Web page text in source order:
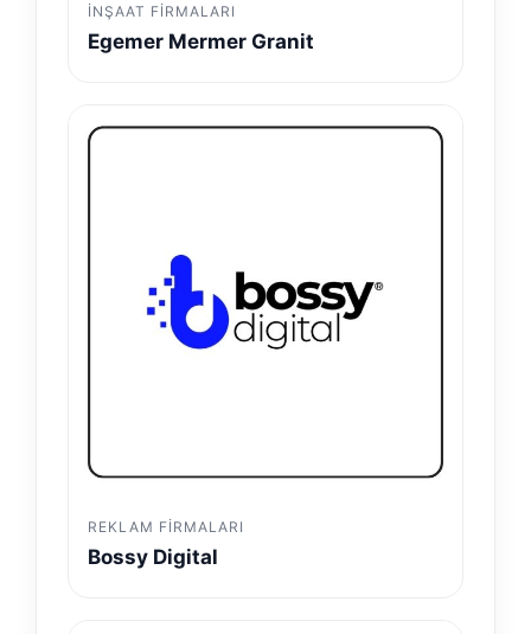
İNŞAAT FIRMALARI
Egemer Mermer Granit
REKLAM FIRMALARI
Bossy Digital